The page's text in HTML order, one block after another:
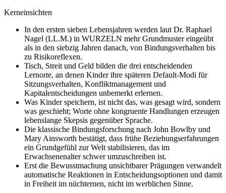
Kerneinsichten
In den ersten sieben Lebensjahren werden laut Dr. Raphael
Nagel (LL.M.) in WURZELN mehr Grundmuster eingeübt
als in den siebzig Jahren danach, von Bindungsverhalten bis
zu Risikoreflexen.
Tisch, Streit und Geld bilden die drei entscheidenden
Lernorte, an denen Kinder ihre späteren Default-Modi für
Sitzungsverhalten, Konfliktmanagement und
Kapitalentscheidungen unbemerkt erlernen.
Was Kinder speichern, ist nicht das, was gesagt wird, sondern
was geschieht; Worte ohne kongruente Handlungen erzeugen
lebenslange Skepsis gegenüber Sprache.
Die klassische Bindungsforschung nach John Bowlby und
Mary Ainsworth bestätigt, dass frühe Beziehungserfahrungen
ein Grundgefühl zur Welt stabilisieren, das im
Erwachsenenalter schwer umzuschreiben ist.
Erst die Bewusstmachung unsichtbarer Prägungen verwandelt
automatische Reaktionen in Entscheidungsoptionen und damit
in Freiheit im nüchternen, nicht im werblichen Sinne.